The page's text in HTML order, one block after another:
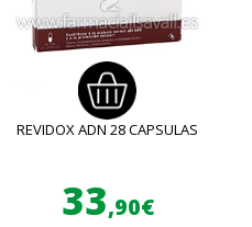
REVIDOX ADN 28 CAPSULAS
33,90€